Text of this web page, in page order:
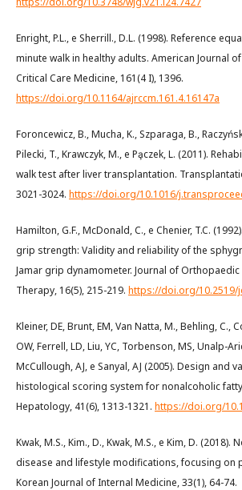
Enright, P.L., e Sherrill., D.L. (1998). Reference
minute walk in healthy adults. American Journal
Critical Care Medicine, 161(4 I), 1396.
https://doi.org/10.1164/ajrccm.161.4.16147a
Foroncewicz, B., Mucha, K., Szparaga, B.,
Pilecki, T., Krawczyk, M., e Pa̧czek, L. (2011).
walk test after liver transplantation.
3021-3024. https://doi.org/10.1016/
Hamilton, G.F., McDonald, C., e Chenier, T.C.
grip strength: Validity and reliability of the
Jamar grip dynamometer. Journal of
Therapy, 16(5), 215-219. https://doi.org/10.2519/
Kleiner, DE, Brunt, EM, Van Natta, M., Behling, C.,
OW, Ferrell, LD, Liu, YC, Torbenson, MS, Unalp-
McCullough, AJ, e Sanyal, AJ (2005). Design and
histological scoring system for nonalcoholic
Hepatology, 41(6), 1313-1321. https://doi.org/
Kwak, M.S., Kim., D., Kwak, M.S., e Kim, D.
disease and lifestyle modifications, focusing on
Korean Journal of Internal Medicine, 33(1), 64-74.